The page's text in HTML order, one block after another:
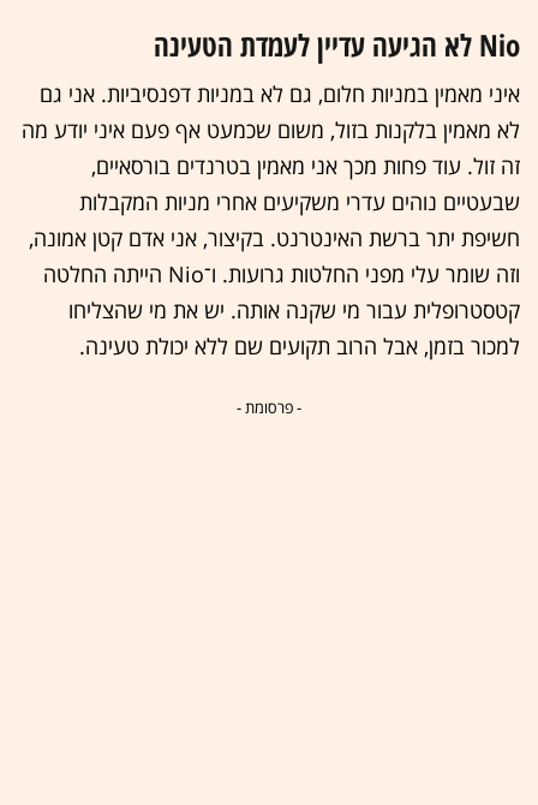
Nio לא הגיעה עדיין לעמדת הטעינה
איני מאמין במניות חלום, גם לא במניות דפנסיביות. אני גם
לא מאמין בלקנות בזול, משום שכמעט אף פעם איני יודע מה
זה זול. עוד פחות מכך אני מאמין בטרנדים בורסאיים,
שבעטיים נוהים עדרי משקיעים אחרי מניות המקבלות
חשיפת יתר ברשת האינטרנט. בקיצור, אני אדם קטן אמונה,
וזה שומר עלי מפני החלטות גרועות. ו־Nio הייתה החלטה
קטסטרופלית עבור מי שקנה אותה. יש את מי שהצליחו
למכור בזמן, אבל הרוב תקועים שם ללא יכולת טעינה.
- פרסומת -